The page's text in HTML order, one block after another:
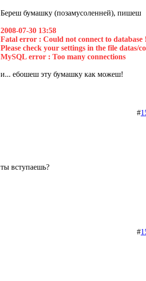
Береш бумашку (позамусоленней), пишеш
2008-07-30 13:58
Fatal error : Could not connect to database
Please check your settings in the file datas/
MySQL error : Too many connections
и... ебошеш эту бумашку как можеш!
#
ты вступаешь?
#